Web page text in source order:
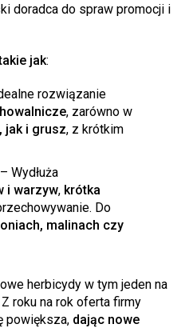
doradca do spraw promocji i
jak:
rozwiązanie
, zarówno w
jak i grusz, z krótkim
– Wydłuża
i warzyw, krótka
Do
malinach czy
herbicydy w tym jeden na
roku na rok oferta firmy
powiększa, dając nowe